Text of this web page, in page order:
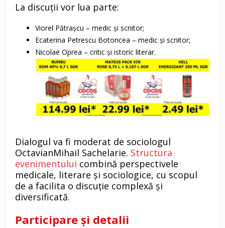
La discuții vor lua parte:
Viorel Pătrașcu – medic și scriitor;
Ecaterina Petrescu Botoncea – medic și scriitor;
Nicolae Oprea – critic și istoric literar.
Dialogul va fi moderat de sociologul
OctavianMihail Sachelarie. Structura
evenimentului combină perspectivele
medicale, literare și sociologice, cu scopul
de a facilita o discuție complexă și
diversificată.
Participare și detalii